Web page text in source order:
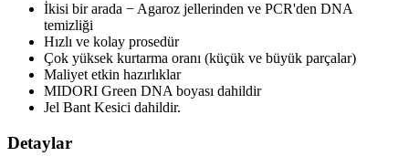
İkisi bir arada − Agaroz jellerinden ve PCR'den DNA
temizliği
Hızlı ve kolay prosedür
Çok yüksek kurtarma oranı (küçük ve büyük parçalar)
Maliyet etkin hazırlıklar
MIDORI Green DNA boyası dahildir
Jel Bant Kesici dahildir.
Detaylar